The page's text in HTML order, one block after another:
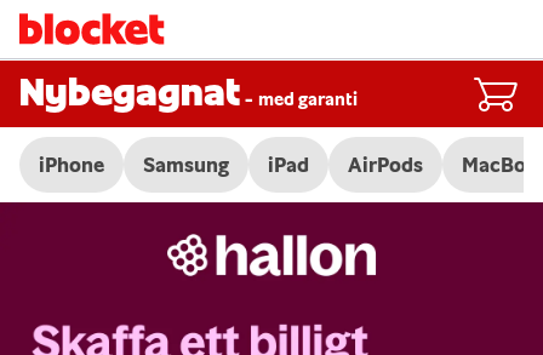
Nybegagnat - med garanti
iPhone Samsung iPad AirPods